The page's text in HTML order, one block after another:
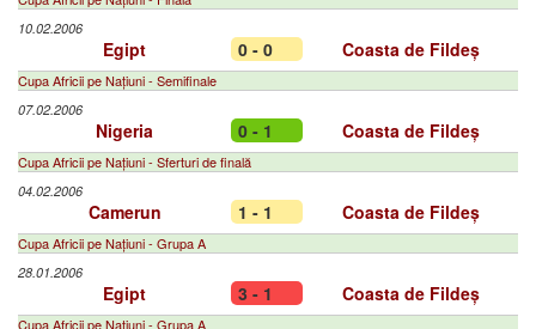
10.02.2006
Egipt 0 - 0 Coasta de Fildeș
Cupa Africii pe Națiuni - Semifinale
07.02.2006
Nigeria 0 - 1 Coasta de Fildeș
Cupa Africii pe Națiuni - Sferturi de finală
04.02.2006
Camerun 1 - 1 Coasta de Fildeș
Cupa Africii pe Națiuni - Grupa A
28.01.2006
Egipt 3 - 1 Coasta de Fildeș
Cupa Africii pe Națiuni - Grupa A